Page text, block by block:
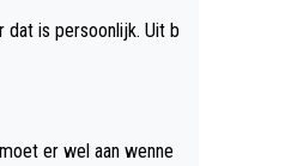
dat is persoonlijk. Uit b
er wel aan wenne